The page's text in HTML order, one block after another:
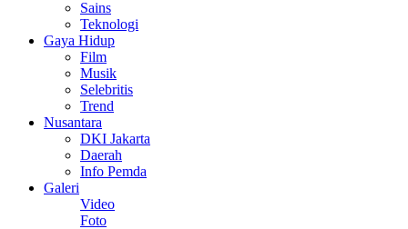
Sains
Teknologi
Gaya Hidup
Film
Musik
Selebritis
Trend
Nusantara
DKI Jakarta
Daerah
Info Pemda
Galeri
Video
Foto